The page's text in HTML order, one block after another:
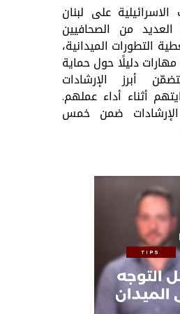
على لبنان
من الصحافيين
التطورات الميدانية،
دليلًا حول حماية
أبرز الإرشادات
أثناء أداء عملهم.
ضمن خمس